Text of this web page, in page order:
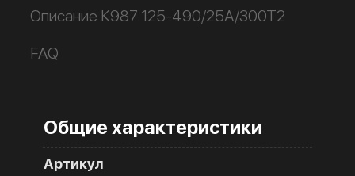
Описание К987 125-490/25А/300Т2
FAQ
Общие характеристики
Артикул